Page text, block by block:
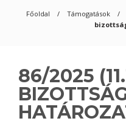
Főoldal Támogatások
86/2025